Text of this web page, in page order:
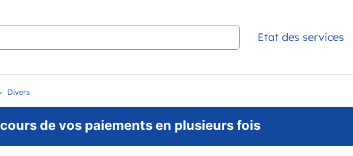
Etat des services
Divers
de vos paiements en plusieurs fois